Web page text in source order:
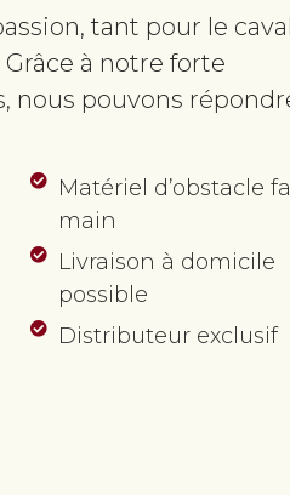
tant pour le
à notre forte
nous pouvons
Matériel d’obstacle
main
Livraison à domicile
possible
Distributeur exclusif